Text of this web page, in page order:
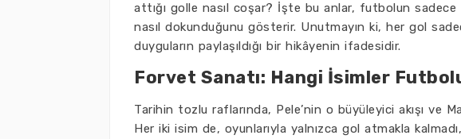
attığı golle nasıl coşar? İşte bu anlar, futbolun sadece
nasıl dokunduğunu gösterir. Unutmayın ki, her gol
duyguların paylaşıldığı bir hikâyenin ifadesidir.
Forvet Sanatı: Hangi İsimler
Tarihin tozlu raflarında, Pele’nin o büyüleyici akışı ve
Her iki isim de, oyunlarıyla yalnızca gol atmakla